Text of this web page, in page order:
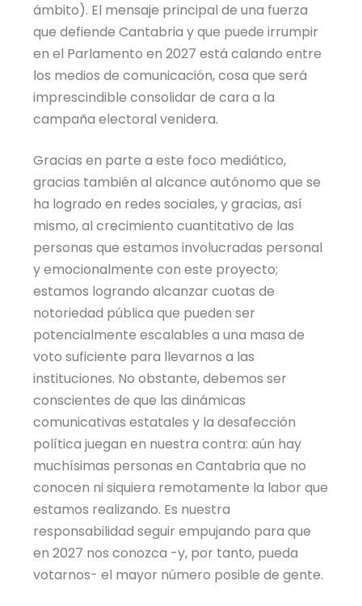
ámbito). El mensaje principal de una fuerza
que defiende Cantabria y que puede irrumpir
en el Parlamento en 2027 está calando entre
los medios de comunicación, cosa que será
imprescindible consolidar de cara a la
campaña electoral venidera.
Gracias en parte a este foco mediático,
gracias también al alcance autónomo que se
ha logrado en redes sociales, y gracias, así
mismo, al crecimiento cuantitativo de las
personas que estamos involucradas personal
y emocionalmente con este proyecto;
estamos logrando alcanzar cuotas de
notoriedad pública que pueden ser
potencialmente escalables a una masa de
voto suficiente para llevarnos a las
instituciones. No obstante, debemos ser
conscientes de que las dinámicas
comunicativas estatales y la desafección
política juegan en nuestra contra: aún hay
muchísimas personas en Cantabria que no
conocen ni siquiera remotamente la labor que
estamos realizando. Es nuestra
responsabilidad seguir empujando para que
en 2027 nos conozca -y, por tanto, pueda
votarnos- el mayor número posible de gente.